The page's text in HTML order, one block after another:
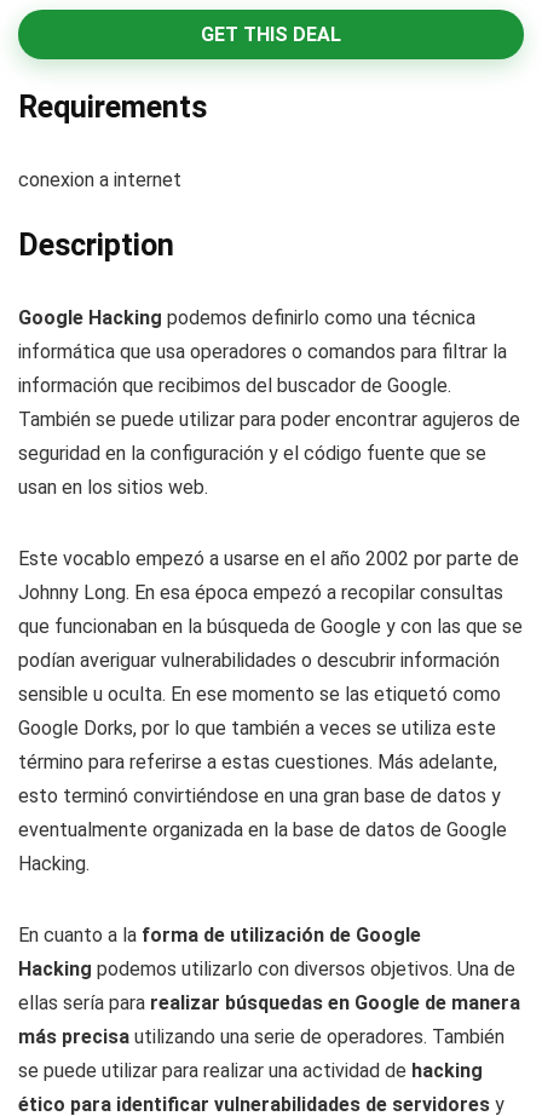
GET THIS DEAL
Requirements
conexion a internet
Description
Google Hacking podemos definirlo como una técnica
informática que usa operadores o comandos para filtrar la
información que recibimos del buscador de Google.
También se puede utilizar para poder encontrar agujeros de
seguridad en la configuración y el código fuente que se
usan en los sitios web.
Este vocablo empezó a usarse en el año 2002 por parte de
Johnny Long. En esa época empezó a recopilar consultas
que funcionaban en la búsqueda de Google y con las que se
podían averiguar vulnerabilidades o descubrir información
sensible u oculta. En ese momento se las etiquetó como
Google Dorks, por lo que también a veces se utiliza este
término para referirse a estas cuestiones. Más adelante,
esto terminó convirtiéndose en una gran base de datos y
eventualmente organizada en la base de datos de Google
Hacking.
En cuanto a la forma de utilización de Google
Hacking podemos utilizarlo con diversos objetivos. Una de
ellas sería para realizar búsquedas en Google de manera
más precisa utilizando una serie de operadores. También
se puede utilizar para realizar una actividad de hacking
ético para identificar vulnerabilidades de servidores y